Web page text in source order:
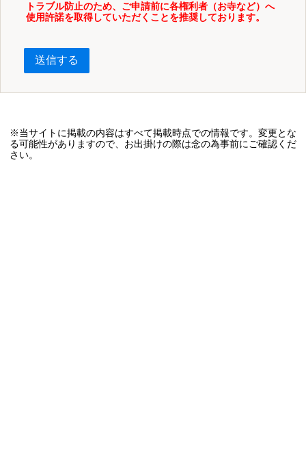
トラブル防止のため、ご申請前に各権利者（お寺など）へ
使用許諾を取得していただくことを推奨しております。
送信する
※当サイトに掲載の内容はすべて掲載時点での情報です。変更とな
る可能性がありますので、お出掛けの際は念の為事前にご確認くだ
さい。